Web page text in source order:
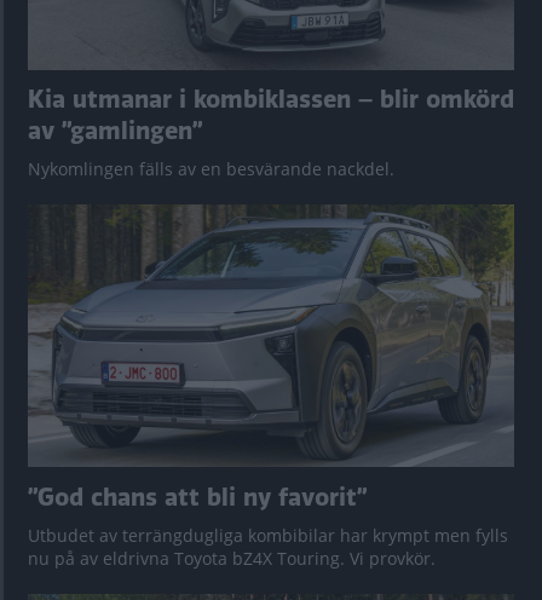
Kia utmanar i kombiklassen – blir omkörd
av ”gamlingen”
Nykomlingen fälls av en besvärande nackdel.
”God chans att bli ny favorit”
Utbudet av terrängdugliga kombibilar har krympt men fylls
nu på av eldrivna Toyota bZ4X Touring. Vi provkör.